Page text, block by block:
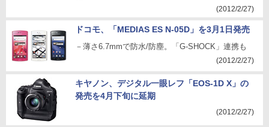
(2012/2/27)
ドコモ、「MEDIAS ES N-05D」を3月1日発売
－薄さ6.7mmで防水/防塵。「G-SHOCK」連携も
(2012/2/27)
キヤノン、デジタル一眼レフ「EOS-1D X」の
発売を4月下旬に延期
(2012/2/27)